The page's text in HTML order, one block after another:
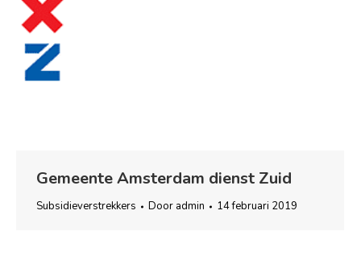
Gemeente Amsterdam dienst Zuid
Subsidieverstrekkers Door admin 14 februari 2019